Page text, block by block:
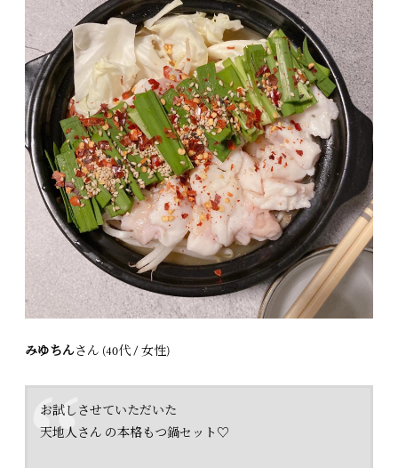
みゆちんさん (40代 / 女性)
お試しさせていただいた
天地人さん の本格もつ鍋セット♡